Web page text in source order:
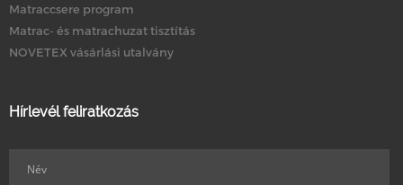
Matraccsere program
Matrac- és matrachuzat tisztítás
NOVETEX vásárlási utalvány
Hírlevél feliratkozás